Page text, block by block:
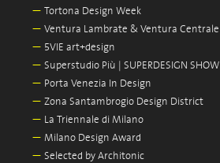
— Tortona Design Week
— Ventura Lambrate & Ventura Centrale
— 5VIE art+design
— Superstudio Più | SUPERDESIGN SHOW
— Porta Venezia In Design
— Zona Santambrogio Design District
— La Triennale di Milano
— Milano Design Award
— Selected by Architonic